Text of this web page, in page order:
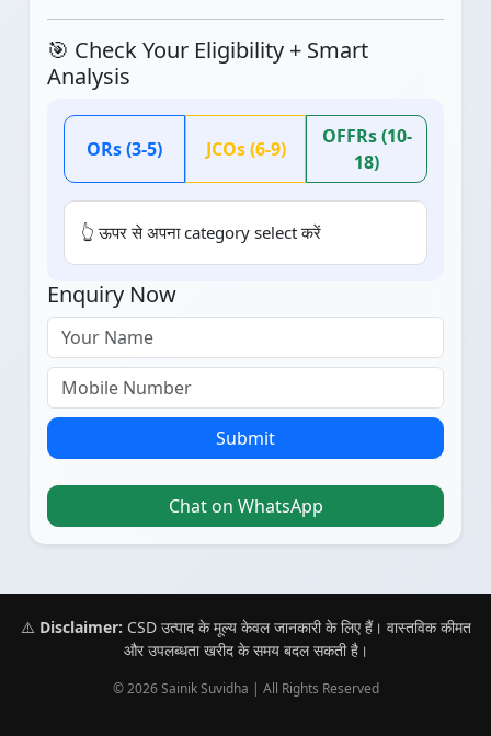
🎯 Check Your Eligibility + Smart
Analysis
ORs (3-5) JCOs (6-9)
OFFRs (10-
18)
👆 ऊपर से अपना category select करें
Enquiry Now
Submit
Chat on WhatsApp
⚠️ Disclaimer: CSD उत्पाद के मूल्य केवल जानकारी के लिए हैं। वास्तविक कीमत
और उपलब्धता खरीद के समय बदल सकती है।
© 2026 Sainik Suvidha | All Rights Reserved